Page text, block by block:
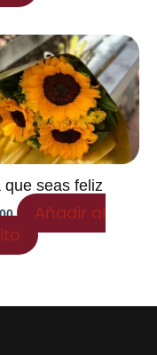
que seas feliz
Añadir al